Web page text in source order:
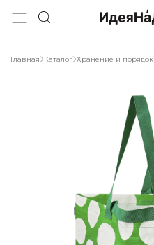
Главная Каталог Хранение и порядок